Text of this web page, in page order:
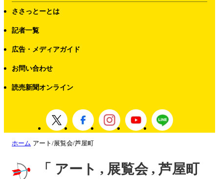
ささっとーとは
記者一覧
広告・メディアガイド
お問い合わせ
読売新聞オンライン
ホーム アート/展覧会/芦屋町
「 アート , 展覧会 , 芦屋町